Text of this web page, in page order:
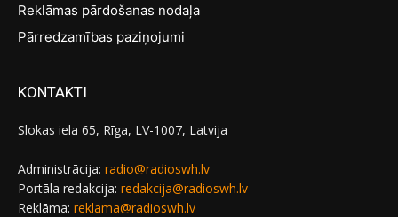
Reklāmas pārdošanas nodaļa
Pārredzamības paziņojumi
KONTAKTI
Slokas iela 65, Rīga, LV-1007, Latvija
Administrācija: radio@radioswh.lv
Portāla redakcija: redakcija@radioswh.lv
Reklāma: reklama@radioswh.lv